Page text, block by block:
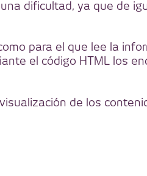
dificultad, ya que de
para el que lee la
el código HTML los
de los